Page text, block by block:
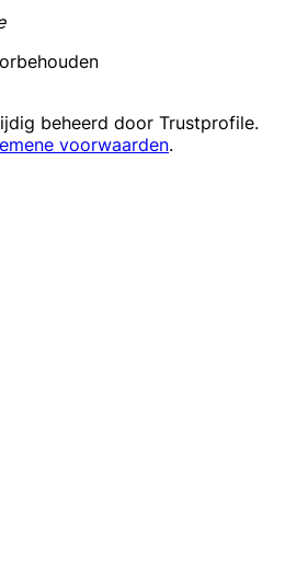
beheerd door Trustprofile.
voorwaarden.